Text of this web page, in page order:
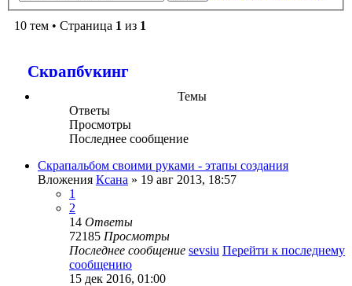
10 тем • Страница 1 из 1
Скрапбукинг
Темы
Ответы
Просмотры
Последнее сообщение
Скрапальбом своими руками - этапы создания
Вложения Ксана » 19 авг 2013, 18:57
1
2
14 Ответы
72185 Просмотры
Последнее сообщение sevsiu Перейти к последнему
сообщению
15 дек 2016, 01:00